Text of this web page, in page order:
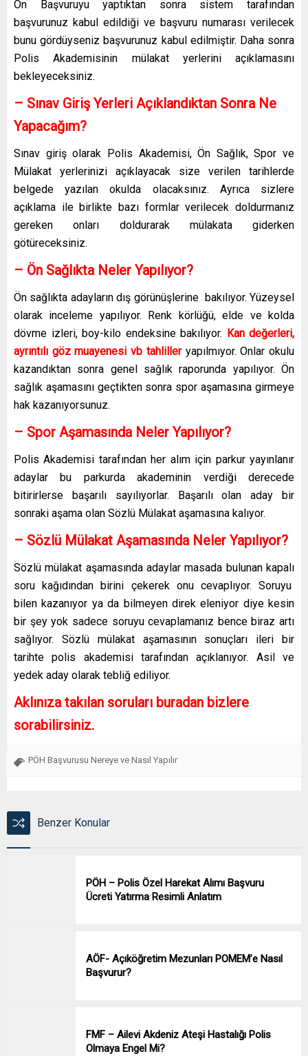
Ön Başvuruyu yaptıktan sonra sistem tarafından
başvurunuz kabul edildiği ve başvuru numarası verilecek
bunu gördüyseniz başvurunuz kabul edilmiştir. Daha sonra
Polis Akademisinin mülakat yerlerini açıklamasını
bekleyeceksiniz.
– Sınav Giriş Yerleri Açıklandıktan Sonra Ne
Yapacağım?
Sınav giriş olarak Polis Akademisi, Ön Sağlık, Spor ve
Mülakat yerlerinizi açıklayacak size verilen tarihlerde
belgede yazılan okulda olacaksınız. Ayrıca sizlere
açıklama ile birlikte bazı formlar verilecek doldurmanız
gereken onları doldurarak mülakata giderken
götüreceksiniz.
– Ön Sağlıkta Neler Yapılıyor?
Ön sağlıkta adayların dış görünüşlerine bakılıyor. Yüzeysel
olarak inceleme yapılıyor. Renk körlüğü, elde ve kolda
dövme izleri, boy-kilo endeksine bakılıyor. Kan değerleri,
ayrıntılı göz muayenesi vb tahlilleryapılmıyor. Onlar okulu
kazandıktan sonra genel sağlık raporunda yapılıyor. Ön
sağlık aşamasını geçtikten sonra spor aşamasına girmeye
hak kazanıyorsunuz.
– Spor Aşamasında Neler Yapılıyor?
Polis Akademisi tarafından her alım için parkur yayınlanır
adaylar bu parkurda akademinin verdiği derecede
bitirirlerse başarılı sayılıyorlar. Başarılı olan aday bir
sonraki aşama olan Sözlü Mülakat aşamasına kalıyor.
– Sözlü Mülakat Aşamasında Neler Yapılıyor?
Sözlü mülakat aşamasında adaylar masada bulunan kapalı
soru kağıdından birini çekerek onu cevaplıyor. Soruyu
bilen kazanıyor ya da bilmeyen direk eleniyor diye kesin
bir şey yok sadece soruyu cevaplamanız bence biraz artı
sağlıyor. Sözlü mülakat aşamasının sonuçları ileri bir
tarihte polis akademisi tarafından açıklanıyor. Asil ve
yedek aday olarak tebliğ ediliyor.
Aklınıza takılan soruları buradan bizlere
sorabilirsiniz.
PÖH Başvurusu Nereye ve Nasıl Yapılır
Benzer Konular
PÖH – Polis Özel Harekat Alımı Başvuru
Ücreti Yatırma Resimli Anlatım
AÖF- Açıköğretim Mezunları POMEM’e Nasıl
Başvurur?
FMF – Ailevi Akdeniz Ateşi Hastalığı Polis
Olmaya Engel Mi?